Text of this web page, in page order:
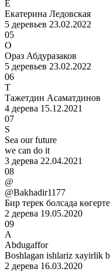
Е
Екатерина Ледовская
5 деревьев 23.02.2022
05
О
Ораз Абдуразаков
5 деревьев 23.02.2022
06
Т
Тажетдин Асаматдинов
4 дерева 15.12.2021
07
S
Sea our future
we can do it
3 дерева 22.04.2021
08
@
@Bakhadir1177
Бир терек болсада
2 дерева 19.05.2020
09
A
Abdugaffor
Boshlagan ishlariz xayirlik
2 дерева 16.03.2020